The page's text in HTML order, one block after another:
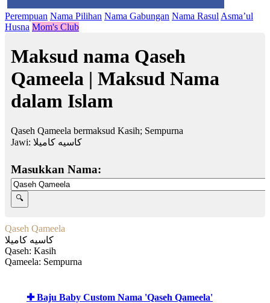
Perempuan Nama Pilihan Nama Gabungan Nama Rasul Asma’ul
Husna Mom's Club
Maksud nama Qaseh
Qameela | Maksud Nama
dalam Islam
Qaseh Qameela bermaksud Kasih; Sempurna
Jawi: كاسيه كاميلا
Masukkan Nama:
Qaseh Qameela
كاسيه كاميلا
Qaseh: Kasih
Qameela: Sempurna
✚ Baju Baby Custom Nama 'Qaseh Qameela'